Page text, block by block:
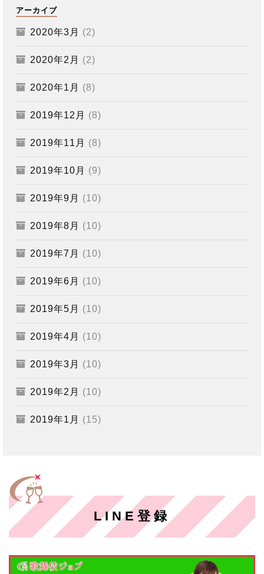
アーカイブ
2020年3月 (2)
2020年2月 (2)
2020年1月 (8)
2019年12月 (8)
2019年11月 (8)
2019年10月 (9)
2019年9月 (10)
2019年8月 (10)
2019年7月 (10)
2019年6月 (10)
2019年5月 (10)
2019年4月 (10)
2019年3月 (10)
2019年2月 (10)
2019年1月 (15)
LINE登録